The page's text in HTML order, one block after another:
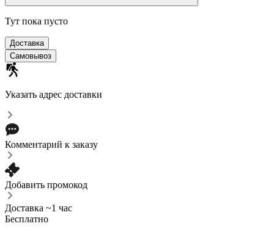
Тут пока пусто
Доставка
Самовывоз
Указать адрес доставки
Комментарий к заказу
Добавить промокод
Доставка ~1 час
Бесплатно